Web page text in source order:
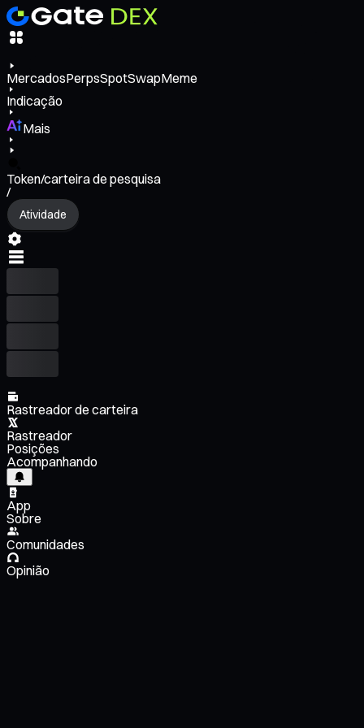
MercadosPerpsSpotSwapMeme
Indicação
Mais
Token/carteira de pesquisa
/
Atividade
Rastreador de carteira
Rastreador
Posições
Acompanhando
App
Sobre
Comunidades
Opinião